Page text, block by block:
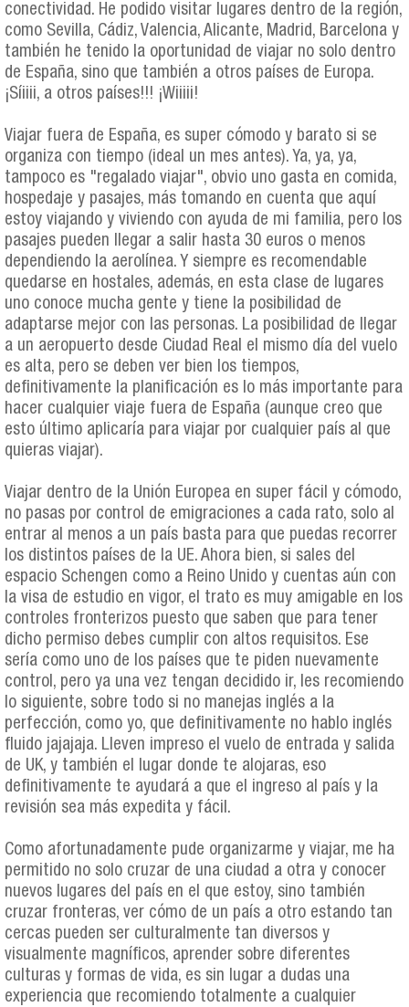
conectividad. He podido visitar lugares dentro de la región,
como Sevilla, Cádiz, Valencia, Alicante, Madrid, Barcelona y
también he tenido la oportunidad de viajar no solo dentro
de España, sino que también a otros países de Europa.
¡Síiiii, a otros países!!! ¡Wiiiii!
Viajar fuera de España, es super cómodo y barato si se
organiza con tiempo (ideal un mes antes). Ya, ya, ya,
tampoco es "regalado viajar", obvio uno gasta en comida,
hospedaje y pasajes, más tomando en cuenta que aquí
estoy viajando y viviendo con ayuda de mi familia, pero los
pasajes pueden llegar a salir hasta 30 euros o menos
dependiendo la aerolínea. Y siempre es recomendable
quedarse en hostales, además, en esta clase de lugares
uno conoce mucha gente y tiene la posibilidad de
adaptarse mejor con las personas. La posibilidad de llegar
a un aeropuerto desde Ciudad Real el mismo día del vuelo
es alta, pero se deben ver bien los tiempos,
definitivamente la planificación es lo más importante para
hacer cualquier viaje fuera de España (aunque creo que
esto último aplicaría para viajar por cualquier país al que
quieras viajar).
Viajar dentro de la Unión Europea en super fácil y cómodo,
no pasas por control de emigraciones a cada rato, solo al
entrar al menos a un país basta para que puedas recorrer
los distintos países de la UE. Ahora bien, si sales del
espacio Schengen como a Reino Unido y cuentas aún con
la visa de estudio en vigor, el trato es muy amigable en los
controles fronterizos puesto que saben que para tener
dicho permiso debes cumplir con altos requisitos. Ese
sería como uno de los países que te piden nuevamente
control, pero ya una vez tengan decidido ir, les recomiendo
lo siguiente, sobre todo si no manejas inglés a la
perfección, como yo, que definitivamente no hablo inglés
fluido jajajaja. Lleven impreso el vuelo de entrada y salida
de UK, y también el lugar donde te alojaras, eso
definitivamente te ayudará a que el ingreso al país y la
revisión sea más expedita y fácil.
Como afortunadamente pude organizarme y viajar, me ha
permitido no solo cruzar de una ciudad a otra y conocer
nuevos lugares del país en el que estoy, sino también
cruzar fronteras, ver cómo de un país a otro estando tan
cercas pueden ser culturalmente tan diversos y
visualmente magníficos, aprender sobre diferentes
culturas y formas de vida, es sin lugar a dudas una
experiencia que recomiendo totalmente a cualquier